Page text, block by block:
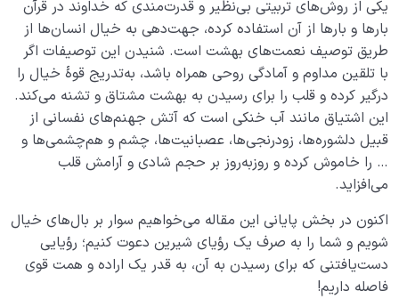
یکی از روش‌های تربیتی بی‌نظیر و قدرت‌مندی که خداوند در قرآن
بارها و بارها از آن استفاده کرده، جهت‌دهی به خیال انسان‌ها از
طریق توصیف نعمت‌های بهشت است. شنیدن این توصیفات اگر
با تلقین مداوم و آمادگی روحی همراه باشد، به‌تدریج قوۀ خیال را
درگیر کرده و قلب را برای رسیدن به بهشت مشتاق و تشنه می‌کند.
این اشتیاق مانند آب خنکی است که آتش جهنم‌های نفسانی از
قبیل دلشوره‌ها، زودرنجی‌ها، عصبانیت‌ها، چشم و هم‌چشمی‌ها و
… را خاموش کرده و روزبه‌روز بر حجم شادی و آرامش قلب
می‌افزاید.
اکنون در بخش پایانی این مقاله می‌خواهیم سوار بر بال‌های خیال
شویم و شما را به صرف یک رؤیای شیرین دعوت کنیم؛ رؤیایی
دست‌یافتنی که برای رسیدن به آن، به قدر یک اراده و همت قوی
فاصله داریم!